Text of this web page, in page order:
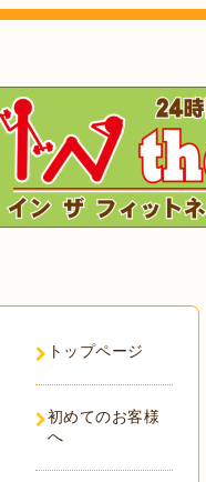
トップページ
初めてのお客様
へ